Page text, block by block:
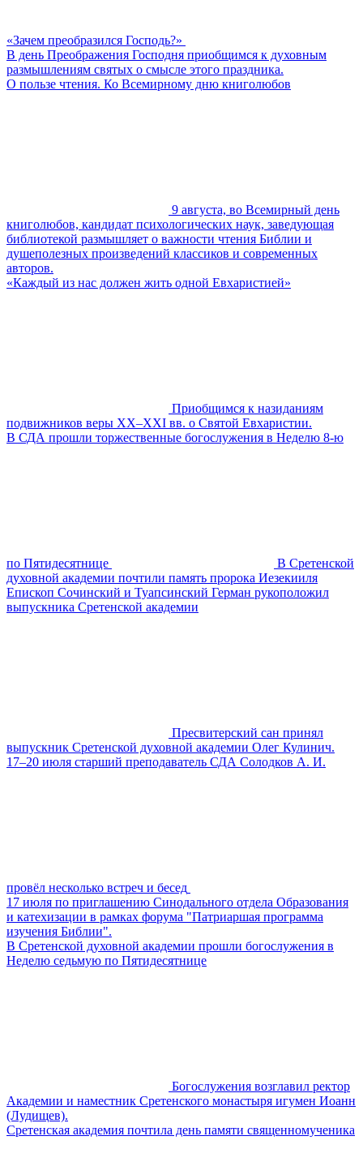
«Зачем преобразился Господь?»
В день Преображения Господня приобщимся к духовным
размышлениям святых о смысле этого праздника.
О пользе чтения. Ко Всемирному дню книголюбов
9 августа, во Всемирный день
книголюбов, кандидат психологических наук, заведующая
библиотекой размышляет о важности чтения Библии и
душеполезных произведений классиков и современных
авторов.
«Каждый из нас должен жить одной Евхаристией»
Приобщимся к назиданиям
подвижников веры XX–XXI вв. о Святой Евхаристии.
В СДА прошли торжественные богослужения в Неделю 8-ю
по Пятидесятнице
В Сретенской
духовной академии почтили память пророка Иезекииля
Епископ Сочинский и Туапсинский Герман рукоположил
выпускника Сретенской академии
Пресвитерский сан принял
выпускник Сретенской духовной академии Олег Кулинич.
17–20 июля старший преподаватель СДА Солодков А. И.
провёл несколько встреч и бесед
17 июля по приглашению Синодального отдела Образования
и катехизации в рамках форума "Патриаршая программа
изучения Библии".
В Сретенской духовной академии прошли богослужения в
Неделю седьмую по Пятидесятнице
Богослужения возглавил ректор
Академии и наместник Сретенского монастыря игумен Иоанн
(Лудищев).
Сретенская академия почтила день памяти священномученика